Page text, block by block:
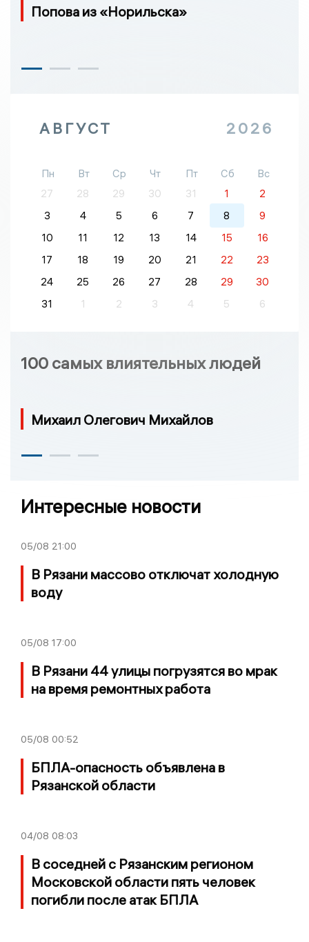
Попова из «Норильска»
АВГУСТ 2026
Пн Вт Ср Чт Пт Сб
Вс
27
28 29 30 31 1
2
3
4 5 6 7 8
9
10
11 12 13 14 15
16
17
18 19 20 21 22
23
24
25 26 27 28 29
30
31
1 2 3 4 5 6
100 самых влиятельных людей
Михаил Олегович Михайлов
Интересные новости
05/08 21:00
В Рязани массово отключат холодную
воду
05/08 17:00
В Рязани 44 улицы погрузятся во мрак
на время ремонтных работа
05/08 00:52
БПЛА-опасность объявлена в
Рязанской области
04/08 08:03
В соседней с Рязанским регионом
Московской области пять человек
погибли после атак БПЛА